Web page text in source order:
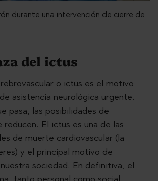
durante una intervención de cierre de
del ictus
o ictus es el motivo
asistencia neurológica urgente.
pasa, las posibilidades de
reducen. El ictus es una de las
de muerte cardiovascular (la
y el principal motivo de
sociedad. En definitiva, el